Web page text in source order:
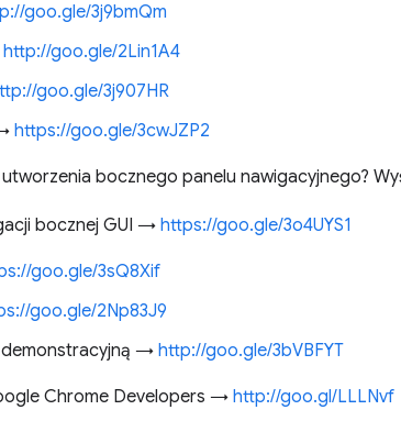
goo.gle/3j9bmQm
http://goo.gle/2Lin1A4
goo.gle/3j907HR
https://goo.gle/3cwJZP2
bocznego panelu nawigacyjnego?
bocznej GUI → https://goo.gle/3o4UYS1
goo.gle/3sQ8Xif
goo.gle/2Np83J9
→ http://goo.gle/3bVBFYT
Chrome Developers → http://goo.gl/LLLNvf